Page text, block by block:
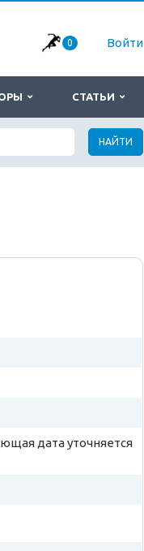
0 Войти
СТАТЬИ
НАЙТИ
дата уточняется